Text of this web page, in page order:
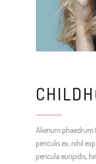
Alienum phaedrum
periculis ex, nihil
pericula euripidis,